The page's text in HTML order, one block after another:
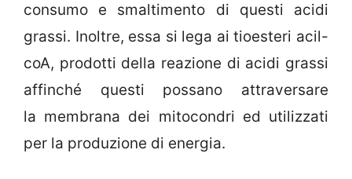
consumo e smaltimento di questi acidi
grassi. Inoltre, essa si lega ai tioesteri acil-
coA, prodotti della reazione di acidi grassi
affinché questi possano attraversare
la membrana dei mitocondri ed utilizzati
per la produzione di energia.